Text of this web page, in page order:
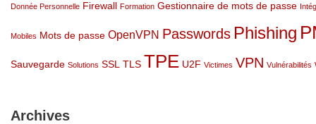
Donnée Personnelle Firewall Formation Gestionnaire de mots de passe
Mobiles Mots de passe OpenVPN Passwords Phishing
Sauvegarde Solutions SSL TLS TPE U2F Victimes VPN Vulnérabilités
Archives